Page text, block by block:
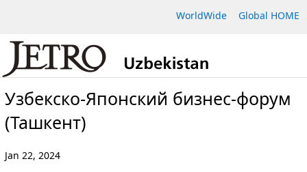
WorldWide Global HOME
Узбекско-Японский бизнес-форум
(Ташкент)
Jan 22, 2024